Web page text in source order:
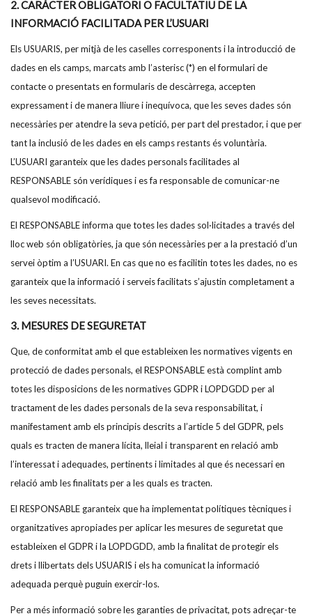
2. CARÀCTER OBLIGATORI O FACULTATIU DE LA
INFORMACIÓ FACILITADA PER L’USUARI
Els USUARIS, per mitjà de les caselles corresponents i la introducció de
dades en els camps, marcats amb l’asterisc (*) en el formulari de
contacte o presentats en formularis de descàrrega, accepten
expressament i de manera lliure i inequívoca, que les seves dades són
necessàries per atendre la seva petició, per part del prestador, i que per
tant la inclusió de les dades en els camps restants és voluntària.
L’USUARI garanteix que les dades personals facilitades al
RESPONSABLE són verídiques i es fa responsable de comunicar-ne
qualsevol modificació.
El RESPONSABLE informa que totes les dades sol·licitades a través del
lloc web són obligatòries, ja que són necessàries per a la prestació d’un
servei òptim a l’USUARI. En cas que no es facilitin totes les dades, no es
garanteix que la informació i serveis facilitats s’ajustin completament a
les seves necessitats.
3. MESURES DE SEGURETAT
Que, de conformitat amb el que estableixen les normatives vigents en
protecció de dades personals, el RESPONSABLE està complint amb
totes les disposicions de les normatives GDPR i LOPDGDD per al
tractament de les dades personals de la seva responsabilitat, i
manifestament amb els principis descrits a l’article 5 del GDPR, pels
quals es tracten de manera lícita, lleial i transparent en relació amb
l’interessat i adequades, pertinents i limitades al que és necessari en
relació amb les finalitats per a les quals es tracten.
El RESPONSABLE garanteix que ha implementat polítiques tècniques i
organitzatives apropiades per aplicar les mesures de seguretat que
estableixen el GDPR i la LOPDGDD, amb la finalitat de protegir els
drets i llibertats dels USUARIS i els ha comunicat la informació
adequada perquè puguin exercir-los.
Per a més informació sobre les garanties de privacitat, pots adreçar-te